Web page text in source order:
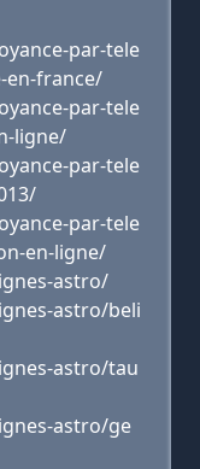
par-tele
en-france/
par-tele
ligne/
par-tele
par-tele
en-ligne/
astro/
astro/beli
astro/tau
astro/ge